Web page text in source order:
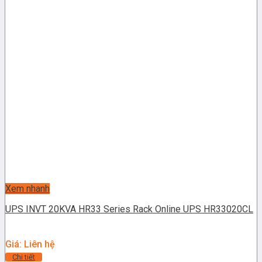
Xem nhanh
UPS INVT 20KVA HR33 Series Rack Online UPS HR33020CL
Giá: Liên hệ
Chi tiết